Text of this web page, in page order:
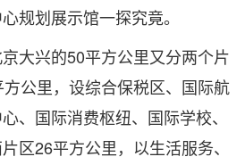
规划展示馆一探究竟。
兴的50平方公里又分两个片
公里，设综合保税区、国际航
、国际消费枢纽、国际学校、
区26平方公里，以生活服务、